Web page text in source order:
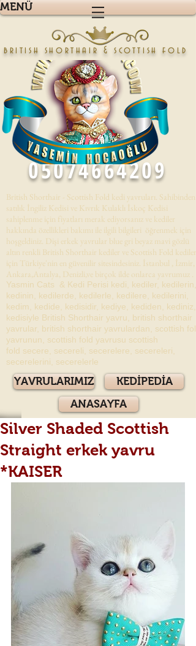
MENÜ
british shorthair & scottish fold
05074664209
British Shorthair - Scottish Fold kedi yavruları. Sahibinden
satılık İngiliz Kedisi ve Kıvrık Kulaklı İskoç Kedisi
sahiplenme için fiyatları merak ediyorsanız ve kediler
hakkında özellikleri bakımı ile ilgili bilgileri öğrenmek için
hoşgeldiniz. Dişi erkek yavrular blue gri beyaz mavi gözlü
altın renkli British Shorthair kediler ve Scottish Fold kedileri
için Türkiye'nin en güvenilir sitesindesiniz. İstanbul , İzmir,
Ankara,Antalya, Denizli,ve birçok ilde onlarca yavrumuz .
Yasmin Cats & Kedi Perisi kedi, kediler, kedilerin,
kedinin, kedilerde, kedilerle, kedilere, kedilerini,
kedim, kedide, kedisidir, kediye, kediden, kediniz,
kedisiyle British Shorthair yavru, british shorthair
yavrular, british shorthair yavrulardan, scottish fold
yavrunun, scottish fold yavrusu scottish
fold secere, secereli, secerelere, secereleri,
secerelerini, secerelerle
YAVRULARIMIZ
KEDİPEDİA
ANASAYFA
Silver Shaded Scottish
Straight erkek yavru
*KAISER